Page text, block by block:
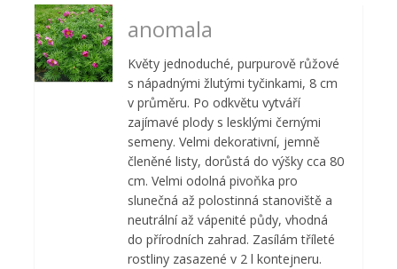
anomala
Květy jednoduché, purpurově růžové
s nápadnými žlutými tyčinkami, 8 cm
v průměru. Po odkvětu vytváří
zajímavé plody s lesklými černými
semeny. Velmi dekorativní, jemně
členěné listy, dorůstá do výšky cca 80
cm. Velmi odolná pivoňka pro
slunečná až polostinná stanoviště a
neutrální až vápenité půdy, vhodná
do přírodních zahrad. Zasílám tříleté
rostliny zasazené v 2 l kontejneru.